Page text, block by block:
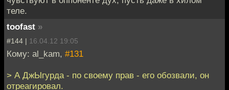
теле.
toofast »
#144 | 16.04.12 19:05
Кому: al_kam, #131
> А ДжЫгурда - по своему прав - его обозвали, он
отреагировал.